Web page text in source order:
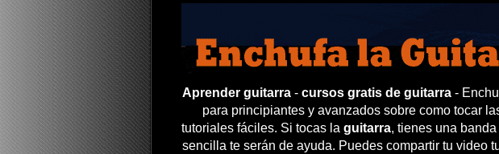
Aprender guitarra- cursos gratis de guitarra-
para principiantes y avanzados sobre como tocar
tutoriales fáciles. Si tocas la guitarra, tienes una
sencilla te serán de ayuda. Puedes compartir tu video